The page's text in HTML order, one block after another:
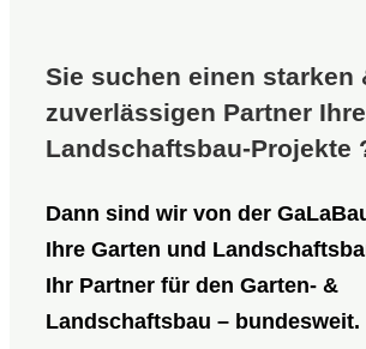
Sie suchen einen starken
zuverlässigen Partner
Landschaftsbau-Projekte
Dann sind wir von der
Ihre Garten und
Ihr Partner für den Garten- &
Landschaftsbau – bundesweit.